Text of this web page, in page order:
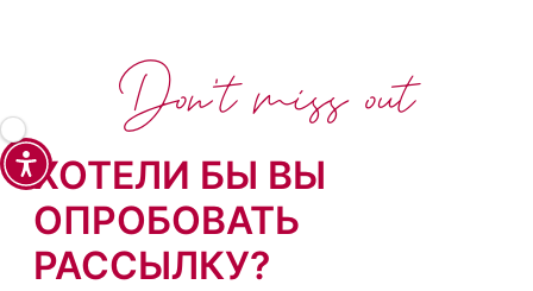
ХОТЕЛИ БЫ ВЫ
ОПРОБОВАТЬ
РАССЫЛКУ?
Don't miss out